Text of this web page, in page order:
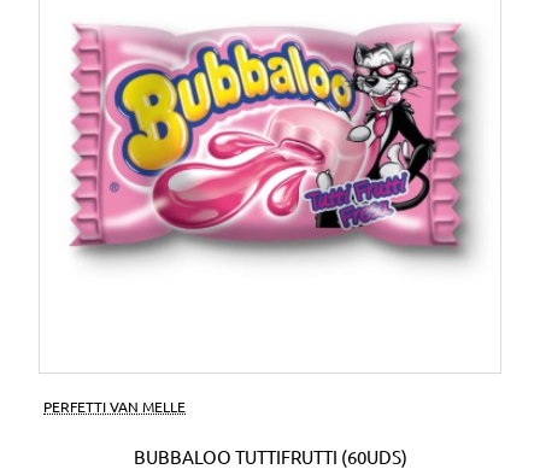
PERFETTI VAN MELLE
BUBBALOO TUTTIFRUTTI (60UDS)